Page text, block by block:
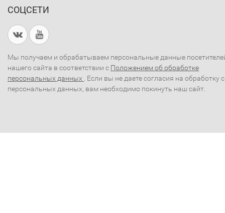
СОЦСЕТИ
Мы получаем и обрабатываем персональные данные
нашего сайта в соответствии с Положением об обработке
персональных данных . Если вы не даете согласия на обработку
персональных данных, вам необходимо покинуть наш сайт.